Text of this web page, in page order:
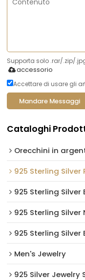
Supporta solo .rar/.zip/
accessorio
Accettare di usare gli
Mandare Messaggi
Cataloghi
Orecchini in
925 Sterling Silver
925 Sterling Silver
925 Sterling Silver
925 Sterling Silver
Men's Jewelry
925 Silver Jewelry